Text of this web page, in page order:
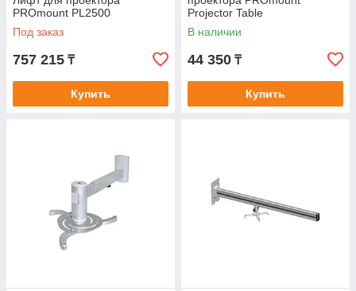
PROmount PL2500
Под заказ
757 215 ₸
Купить
Projector Table
В наличии
44 350 ₸
Купить